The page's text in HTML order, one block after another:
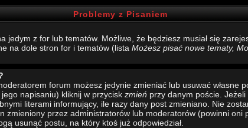
Problemy z Pisaniem
jedym z for lub tematów. Możliwe, że będziesz musiał się
na dole stron for i tematów (lista Możesz pisać nowe tematy,
forum możesz jedynie zmieniać lub usuwać własne
napisaniu) kliknij w przycisk zmień przy danym poście.
literami informujący, ile razy dany post zmieniano. Nie
zmieniony przez administratorów lub moderatorów (powinni oni
usunąć postu, na który ktoś już odpowiedział.